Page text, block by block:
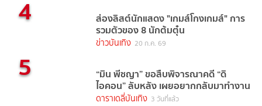
4 ส่องลิสต์นักแสดง "เกมส์โกงเกมส์" การ
รวมตัวของ 8 นักต้มตุ๋น
ข่าวบันเทิง 20 ก.ค. 69
5 “มิน พีชญา” ขอสืบพิจารณาคดี “ดิ
ไอคอน” ลับหลัง เผยอยากกลับมาทำงาน
ดาราเดลี่บันเทิง 3 วันที่แล้ว